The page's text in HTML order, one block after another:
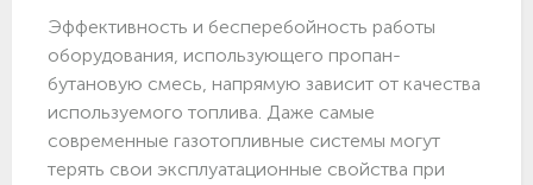
Эффективность и бесперебойность работы
оборудования, использующего пропан-
бутановую смесь, напрямую зависит от качества
используемого топлива. Даже самые
современные газотопливные системы могут
терять свои эксплуатационные свойства при